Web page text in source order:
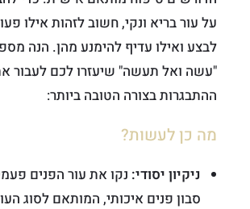
על עור בריא ונקי, חשוב לזהות אילו
לבצע ואילו עדיף להימנע מהן. הנה
"עשה ואל תעשה" שיעזרו לכם לעבור
ההתבגרות בצורה הטובה ביותר:
מה כן לעשות?
ניקיון יסודי: נקו את עור הפנים
סבון פנים איכותי, המותאם לסוג